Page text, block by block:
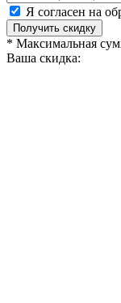
Я согласен на
Получить скидку
* Максимальная
Ваша скидка: